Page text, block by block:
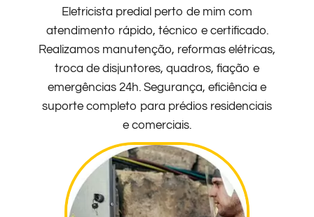
Eletricista predial perto de mim com
atendimento rápido, técnico e certificado.
Realizamos manutenção, reformas elétricas,
troca de disjuntores, quadros, fiação e
emergências 24h. Segurança, eficiência e
suporte completo para prédios residenciais
e comerciais.